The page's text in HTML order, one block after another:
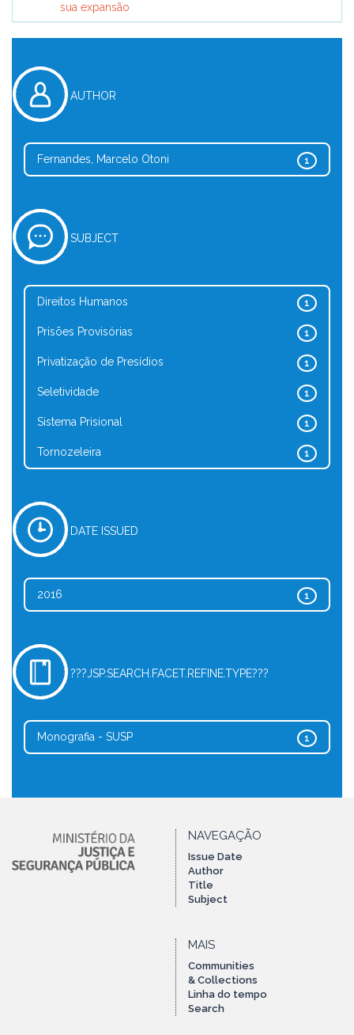
sua expansão
AUTHOR
1
Fernandes, Marcelo Otoni
SUBJECT
1
Direitos Humanos
1
Prisões Provisórias
1
Privatização de Presídios
1
Seletividade
1
Sistema Prisional
1
Tornozeleira
DATE ISSUED
1
2016
???JSP.SEARCH.FACET.REFINE.TYPE???
1
Monografia - SUSP
NAVEGAÇÃO
Issue Date
Author
Title
Subject
MAIS
Communities
& Collections
Linha do tempo
Search